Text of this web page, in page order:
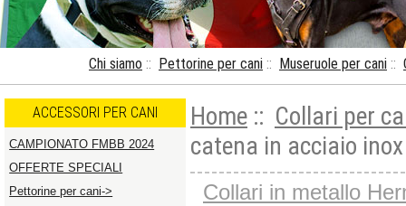
Chi siamo :: Pettorine per cani :: Museruole per cani ::
ACCESSORI PER CANI
CAMPIONATO FMBB 2024
OFFERTE SPECIALI
Pettorine per cani->
Home :: Collari per
catena in acciaio
Collari in metallo